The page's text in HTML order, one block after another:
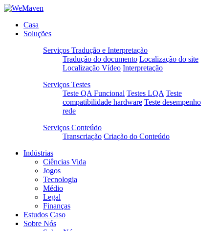
Casa
Soluções
Serviços Tradução e Interpretação
Tradução do documento Localização do site
Localização Vídeo Interpretação
Serviços Testes
Teste QA Funcional Testes LQA Teste
compatibilidade hardware Teste desempenho
rede
Serviços Conteúdo
Transcriação Criação do Conteúdo
Indústrias
Ciências Vida
Jogos
Tecnologia
Médio
Legal
Finanças
Estudos Caso
Sobre Nós